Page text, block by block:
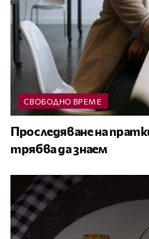
СВОБОДНО ВРЕМЕ
Проследяване на
трябва да знаем